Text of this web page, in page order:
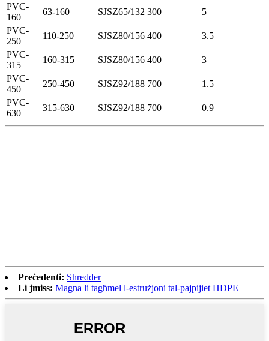
PVC-
160
63-160 SJSZ65/132 300
5
PVC-
250
110-250 SJSZ80/156 400
3.5
PVC-
315
160-315 SJSZ80/156 400
3
PVC-
450
250-450 SJSZ92/188 700
1.5
PVC-
630
315-630 SJSZ92/188 700 0.9
Preċedenti: Shredder
Li jmiss: Magna li tagħmel l-estrużjoni tal-pajpijiet HDPE